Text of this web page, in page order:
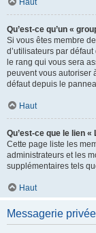
Haut
Qu’est-ce qu’un «
Si vous êtes membre
d’utilisateurs par
le rang qui vous sera
peuvent vous autoriser
défaut depuis le
Haut
Qu’est-ce que le lien «
Cette page liste les
administrateurs et les
supplémentaires tels
Haut
Messagerie privée